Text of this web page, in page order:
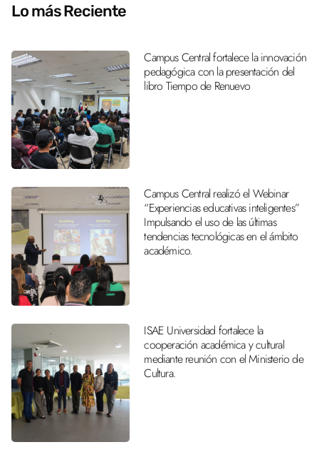
Lo más Reciente
Campus Central fortalece la innovación
pedagógica con la presentación del
libro Tiempo de Renuevo
Campus Central realizó el Webinar
“Experiencias educativas inteligentes”
Impulsando el uso de las últimas
tendencias tecnológicas en el ámbito
académico.
ISAE Universidad fortalece la
cooperación académica y cultural
mediante reunión con el Ministerio de
Cultura.